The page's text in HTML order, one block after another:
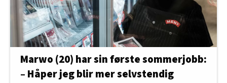
Marwo (20) har sin første sommerjobb:
– Håper jeg blir mer selvstendig